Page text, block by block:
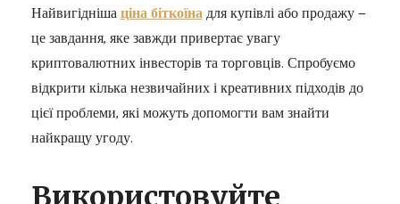
Найвигіднішаціна біткоїнадля купівлі або продажу —
це завдання, яке завжди привертає увагу
криптовалютних інвесторів та торговців. Спробуємо
відкрити кілька незвичайних і креативних підходів до
цієї проблеми, які можуть допомогти вам знайти
найкращу угоду.